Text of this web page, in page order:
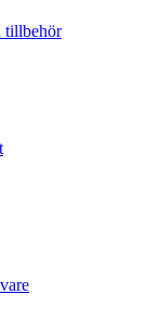
tillbehör